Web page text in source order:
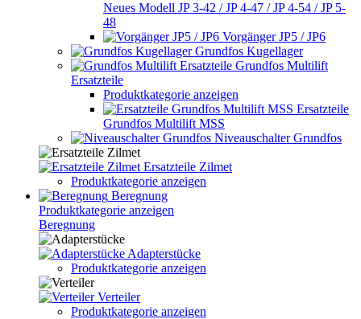
Neues Modell JP 3-42 / JP 4-47 / JP 4-54 / JP 5-
48
Vorgänger JP5 / JP6
Grundfos Kugellager
Grundfos Multilift
Ersatzteile
Produktkategorie anzeigen
Ersatzteile
Grundfos Multilift MSS
Niveauschalter Grundfos
Ersatzteile Zilmet
Produktkategorie anzeigen
Beregnung
Produktkategorie anzeigen
Beregnung
Adapterstücke
Produktkategorie anzeigen
Verteiler
Produktkategorie anzeigen